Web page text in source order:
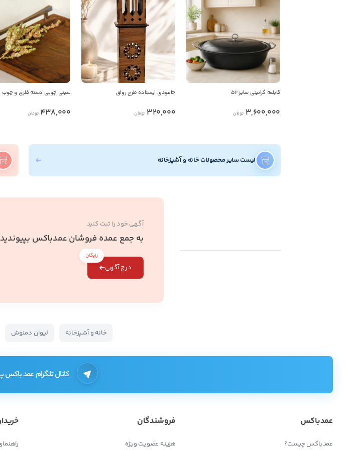
قابلمه گرانیتی سایز 52
3,600,000 تومان
جاعودی ایستاده طرح رواق
320,000 تومان
سینی چوبی دسته فلزی و چوب
438,000 تومان
لیست سایر محصولات خانه و آشپزخانه
آگهی خود را ثبت کنید
به جمع عمده فروشان عمدباکس بپیوندید
درج آگهی
رایگان
خانه و آشپزخانه لیوان دمنوش
کانال تلگرام عمد باکس
عمدباکس
عمدباکس چیست؟
فروشندگان
هزینه عضویت ویژه